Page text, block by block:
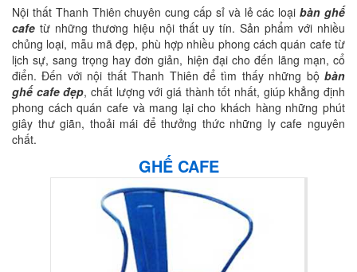
Nội thất Thanh Thiên chuyên cung cấp sỉ và lẻ các loạibàn ghế
cafe từ những thương hiệu nội thất uy tín. Sản phẩm với nhiều
chủng loại, mẫu mã đẹp, phù hợp nhiều phong cách quán cafe từ
lịch sự, sang trọng hay đơn giản, hiện đại cho đến lãng mạn, cổ
điển. Đến với nội thất Thanh Thiên để tìm thấy những bộ bàn
ghế cafe đẹp, chất lượng với giá thành tốt nhất, giúp khẳng định
phong cách quán cafe và mang lại cho khách hàng những phút
giây thư giãn, thoải mái để thưởng thức những ly cafe nguyên
chất.
GHẾ CAFE